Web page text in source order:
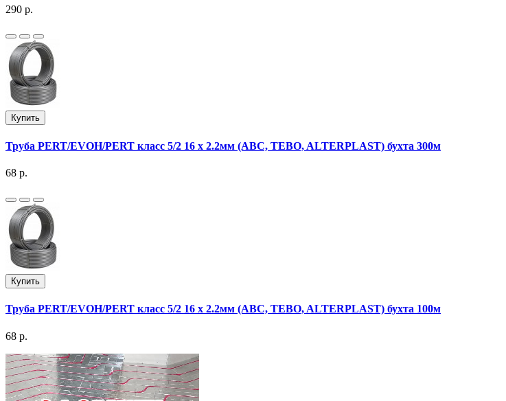
290 р.
Купить
Труба PERT/EVOH/PERT класс 5/2 16 х 2.2мм (ABC, TEBO, ALTERPLAST) бухта 300м
68 р.
Купить
Труба PERT/EVOH/PERT класс 5/2 16 х 2.2мм (ABC, TEBO, ALTERPLAST) бухта 100м
68 р.